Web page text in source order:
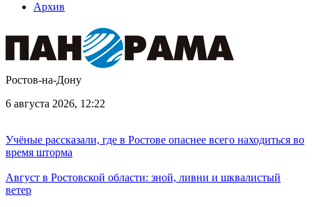
Архив
Ростов-на-Дону
6 августа 2026, 12:22
Учёные рассказали, где в Ростове опаснее всего находиться во
время шторма
Август в Ростовской области: зной, ливни и шквалистый
ветер